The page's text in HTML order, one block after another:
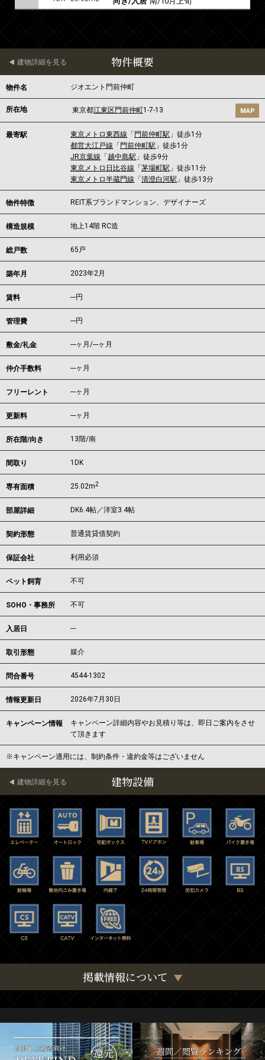
物件概要
建物詳細を見る
物件名 ジオエント門前仲町
所在地 東京都江東区門前仲町1-7-13 MAP
最寄駅 東京メトロ東西線 「 門前仲町駅 」徒歩1分
都営大江戸線 「 門前仲町駅 」徒歩1分
JR京葉線 「 越中島駅 」徒歩9分
東京メトロ日比谷線 「茅場町駅 」徒歩11分
東京メトロ半蔵門線 「清澄白河駅 」徒歩13分
物件特徴 REIT系ブランドマンション、デザイナーズ
構造規模 地上14階 RC造
総戸数 65戸
築年月 2023年2月
賃料 ---円
管理費 ---円
敷金/礼金 ---ヶ月/---ヶ月
仲介手数料 ---ヶ月
フリーレント ---ヶ月
更新料 ---ヶ月
所在階/向き 13階/南
間取り 1DK
専有面積 25.02m2
部屋詳細 DK6.4帖／洋室3.4帖
契約形態 普通賃貸借契約
保証会社 利用必須
ペット飼育 不可
SOHO・事務所 不可
入居日 ---
取引形態 媒介
問合番号 4544-1302
情報更新日 2026年7月30日
キャンペーン情報
キャンペーン詳細内容やお見積り等は、即日ご案内をさせ
て頂きます
※キャンペーン適用には、制約条件・違約金等はございません
建物設備
建物詳細を見る
掲載情報について